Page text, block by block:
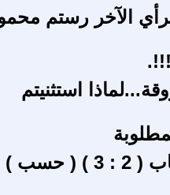
الآخر رستم
استثنيتم
القاموس القرآنى : حسب / حساب ( 2 : 3 ) ( حسب )